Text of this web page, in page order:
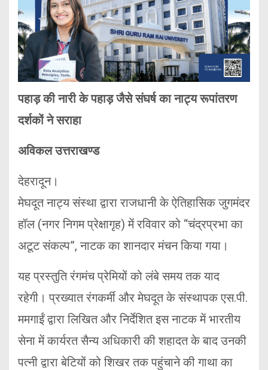
पहाड़ की नारी के पहाड़ जैसे संघर्ष का नाट्य रूपांतरण
दर्शकों ने सराहा
अविकल उत्तराखण्ड
देहरादून।
मेघदूत नाट्य संस्था द्वारा राजधानी के ऐतिहासिक जुगमंदर
हॉल (नगर निगम प्रेक्षागृह) में रविवार को “चंद्रप्रभा का
अटूट संकल्प”, नाटक का शानदार मंचन किया गया।
यह प्रस्तुति रंगमंच प्रेमियों को लंबे समय तक याद
रहेगी। प्रख्यात रंगकर्मी और मेघदूत के संस्थापक एस.पी.
ममगाईं द्वारा लिखित और निर्देशित इस नाटक में भारतीय
सेना में कार्यरत सैन्य अधिकारी की शहादत के बाद उनकी
पत्नी द्वारा बेटियों को शिखर तक पहुंचाने की गाथा का